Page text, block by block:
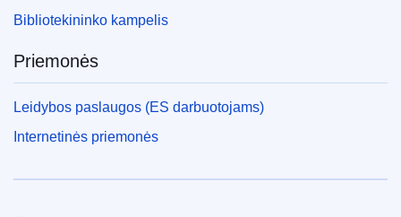
Bibliotekininko kampelis
Priemonės
Leidybos paslaugos (ES darbuotojams)
Internetinės priemonės